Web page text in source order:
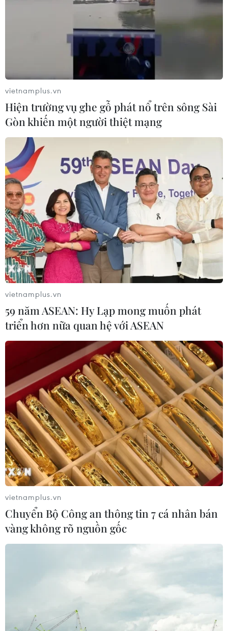
TIN CÙNG CHUYÊN MỤC
Đội tuyển Việt Nam đối đầu Malaysia
tại bán kết ASEAN Cup 2026
08/08/2026 15:53
Chủ sân Azteca lỗ hơn 47 triệu USD vì
World Cup 2026
ASEAN Cup 2026 ngày 8/8: Xác định
đối thủ của đội tuyển Việt Nam ở bán
Tuyển Việt Nam giành vé vào
bán kết, vì sao ông Kim Sang-sik vẫn
vietnamplus.vn
Hiện trường vụ ghe gỗ phát nổ trên sông Sài
Gòn khiến một người thiệt mạng
vietnamplus.vn
59 năm ASEAN: Hy Lạp mong muốn phát
triển hơn nữa quan hệ với ASEAN
vietnamplus.vn
Chuyển Bộ Công an thông tin 7 cá nhân bán
vàng không rõ nguồn gốc